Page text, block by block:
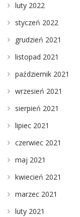
luty 2022
styczeń 2022
grudzień 2021
listopad 2021
październik 2021
wrzesień 2021
sierpień 2021
lipiec 2021
czerwiec 2021
maj 2021
kwiecień 2021
marzec 2021
luty 2021